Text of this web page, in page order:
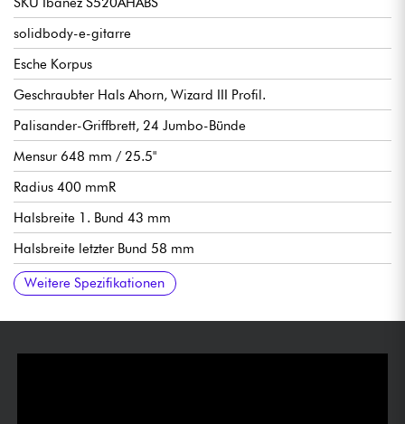
solidbody-e-gitarre
Esche Korpus
Geschraubter Hals Ahorn, Wizard III Profil.
Palisander-Griffbrett, 24 Jumbo-Bünde
Mensur 648 mm / 25.5"
Radius 400 mmR
Halsbreite 1. Bund 43 mm
Halsbreite letzter Bund 58 mm
Halsdicke 1. Bund 19 mm
Halsdicke 12. Bund 21 mm
Ibanez Quantum Humbucker-Tonabnehmer (Keramikmagnete)
Allgemeine Lautstärke
Allgemeiner Ton
Tonabnehmerwahlschalter mit 5 Positionen
Doppelte Vibrato-Blockierung Edge-Zero II
Ibanez gekapselte Mechaniken im Ölbad
Original .009/.011/.016/.024/.032/.042 saitenstärke
Weitere Spezifikationen